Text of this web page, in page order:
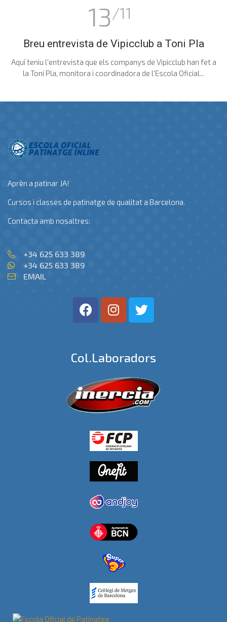
13/11
Breu entrevista de Vipicclub a Toni Pla
Aquí teniu l'entrevista que els companys de Vipicclub han fet a
la Toni Pla, monitora i coordinadora de l'Escola Oficial...
Aprèn a patinar JA!
Cursos i classes de patinatge de qualitat a Barcelona.
Contacta amb nosaltres:
+34 625 633 389
+34 625 633 389
EMAIL
Col.laboradors